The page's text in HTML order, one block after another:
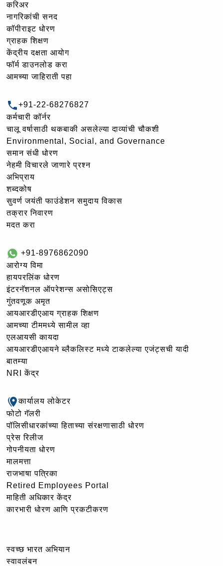
करिअर
नागरिकांची सनद
कॉपीराइट धोरण
ग्राहक शिक्षण
केंद्रीय दक्षता आयोग
फॉर्म डाउनलोड करा
आमच्या जाहिराती पहा
+91-22-68276827
कर्मचारी कॉर्नर
चालू वर्षासाठी थकबाकी असलेल्या दाव्यांची चौकशी
Environmental, Social, and Governance
समान संधी धोरण
नेहमी विचारले जाणारे प्रश्न
अभिप्राय
शब्दकोष
सुवर्ण जयंती फाउंडेशन समुदाय विकास
तक्रार निवारण
मदत करा
+91-8976862090
आरोग्य विमा
हायपरलिंक धोरण
इंटरनॅशनल ऑपरेशन्स असोसिएट्स
गुंतवणूक अमृत
आयआरडीएआय ग्राहक शिक्षण
आमच्या टीममध्ये सामील व्हा
एलआयसी कायदा
आयआरडीएआयने ब्लैकलिस्ट मध्ये टाकलेल्या एजंट्सची यादी
बातम्या
NRI केंद्र
कार्यालय लोकेटर
फोटो गॅलरी
पॉलिसीधारकांच्या हिताच्या संरक्षणासाठी धोरण
प्रेस रिलीज
गोपनीयता धोरण
मालमत्ता
राजभाषा पत्रिका
Retired Employees Portal
माहिती अधिकार केंद्र
कारभारी धोरण आणि प्रकटीकरण
स्वच्छ भारत अभियान
स्वावलंबन